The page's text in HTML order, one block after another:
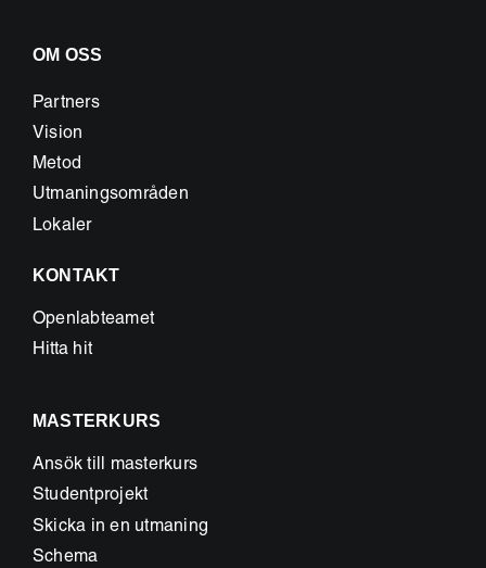
OM OSS
Partners
Vision
Metod
Utmaningsområden
Lokaler
KONTAKT
Openlabteamet
Hitta hit
MASTERKURS
Ansök till masterkurs
Studentprojekt
Skicka in en utmaning
Schema